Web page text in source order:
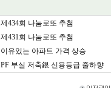
제434회 나눔로또 추첨
제431회 나눔로또 추첨
이유있는 아파트 가격 상승
PF 부실 저축銀 신용등급 줄하향